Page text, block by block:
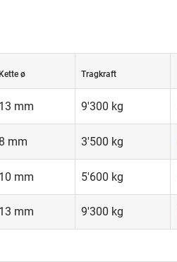
Kette ø Tragkraft
13 mm 9'300 kg
8 mm 3'500 kg
10 mm 5'600 kg
13 mm 9'300 kg